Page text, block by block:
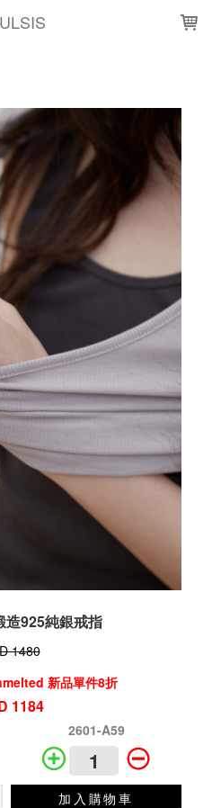
造925純銀戒指
1480
新品單件8折
1184
2601-A59
加入購物車